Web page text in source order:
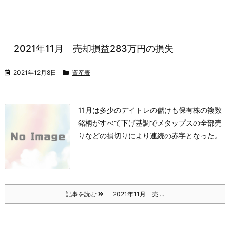
2021年11月 売却損益283万円の損失
2021年12月8日 資産表
11月は多少のデイトレの儲けも保有株の複数
銘柄がすべて下げ基調でメタップスの全部売
りなどの損切りにより連続の赤字となった。
記事を読む 2021年11月 売 ...